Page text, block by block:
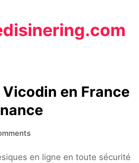
en France
en ligne en toute sécurité